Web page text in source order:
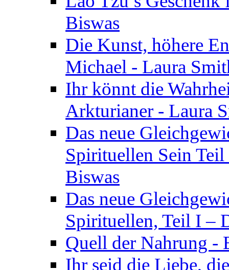
Biswas
Die Kunst, höhere
Michael - Laura
Ihr könnt die
Arkturianer - Laura
Das neue
Spirituellen Sein
Biswas
Das neue
Spirituellen, Teil I –
Quell der Nahrung -
Ihr seid die Liebe,